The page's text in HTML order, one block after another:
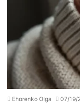
Ehorenko Olga 07/19/